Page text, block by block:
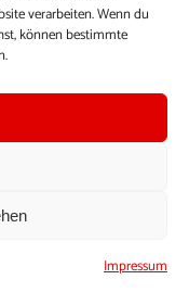
verarbeiten. Wenn du
können bestimmte
Impressum
Du musst
können, ein
und zu